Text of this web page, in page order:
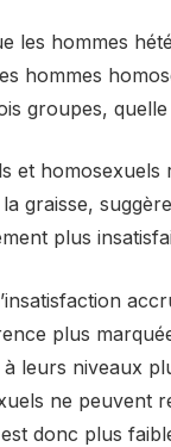
les hommes
hommes
groupes,
et
graisse,
plus
plus
leurs niveaux
ne peuvent
donc plus